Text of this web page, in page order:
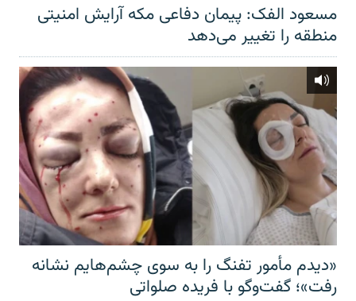
مسعود الفک: پیمان دفاعی مکه آرایش امنیتی
منطقه را تغییر می‌دهد
«دیدم مأمور تفنگ را به سوی چشم‌هایم نشانه
رفت»؛ گفت‌و‌گو با فریده صلواتی